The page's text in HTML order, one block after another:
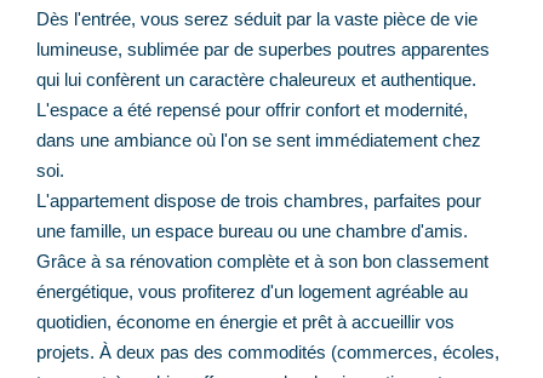
Dès l'entrée, vous serez séduit par la vaste pièce de vie
lumineuse, sublimée par de superbes poutres apparentes
qui lui confèrent un caractère chaleureux et authentique.
L'espace a été repensé pour offrir confort et modernité,
dans une ambiance où l'on se sent immédiatement chez
soi.
L'appartement dispose de trois chambres, parfaites pour
une famille, un espace bureau ou une chambre d'amis.
Grâce à sa rénovation complète et à son bon classement
énergétique, vous profiterez d'un logement agréable au
quotidien, économe en énergie et prêt à accueillir vos
projets. À deux pas des commodités (commerces, écoles,